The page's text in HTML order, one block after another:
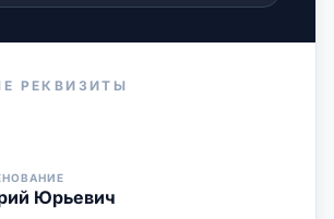
РЕКВИЗИТЫ
Юрьевич